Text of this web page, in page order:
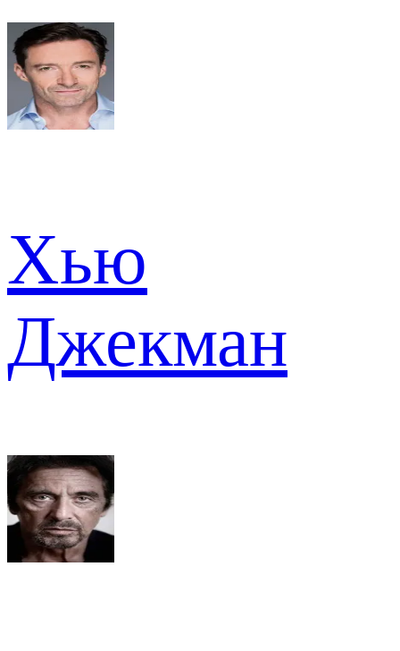
Хью
Джекман